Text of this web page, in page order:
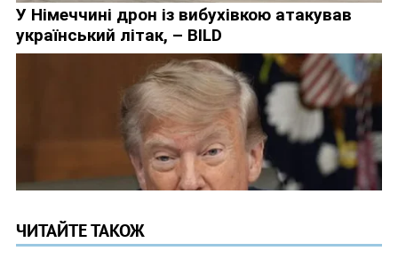
ЧИТАЙТЕ ТАКОЖ